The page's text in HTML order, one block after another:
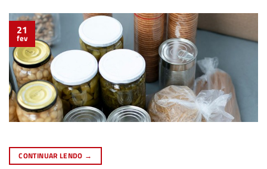
21
fev
CONTINUAR LENDO →